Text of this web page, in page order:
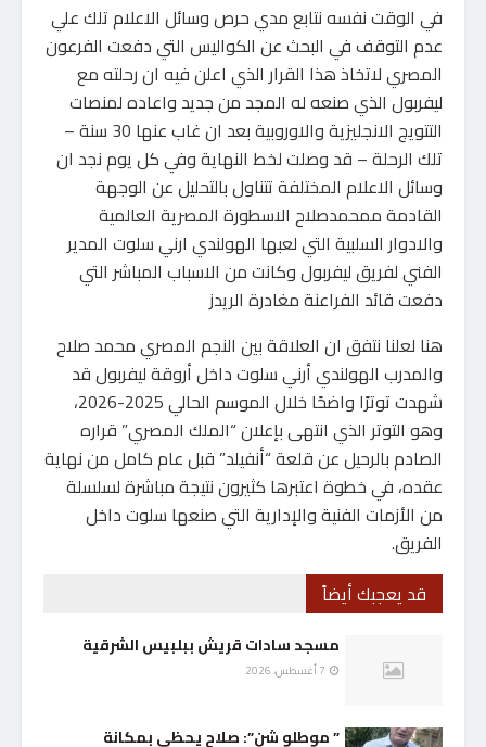
في الوقت نفسه نتابع مدي حرص وسائل الاعلام تلك علي
عدم التوقف في البحث عن الكواليس التي دفعت الفرعون
المصري لاتخاذ هذا القرار الذي اعلن فيه ان رحلته مع
ليفربول الذي صنعه له المجد من جديد واعاده لمنصات
التتويج الانجليزية والاوروبية بعد ان غاب عنها 30 سنة –
تلك الرحلة – قد وصلت لخط النهاية وفي كل يوم نجد ان
وسائل الاعلام المختلفة تتناول بالتحليل عن الوجهة
القادمة ممحمدصلاح الاسطورة المصرية العالمية
والادوار السلبية التي لعبها الهولندي ارني سلوت المدير
الفني لفريق ليفربول وكانت من الاسباب المباشر التي
دفعت قائد الفراعنة مغادرة الريدز
هنا لعلنا نتفق ان العلاقة بين النجم المصري محمد صلاح
والمدرب الهولندي أرني سلوت داخل أروقة ليفربول قد
شهدت توترًا واضحًا خلال الموسم الحالي 2025-2026،
وهو التوتر الذي انتهى بإعلان “الملك المصري” قراره
الصادم بالرحيل عن قلعة “أنفيلد” قبل عام كامل من نهاية
عقده، في خطوة اعتبرها كثيرون نتيجة مباشرة لسلسلة
من الأزمات الفنية والإدارية التي صنعها سلوت داخل
الفريق.
قد يعجبك أيضاً
مسجد سادات قريش ببلبيس الشرقية
” موطلو شن”: صلاح يحظى بمكانة